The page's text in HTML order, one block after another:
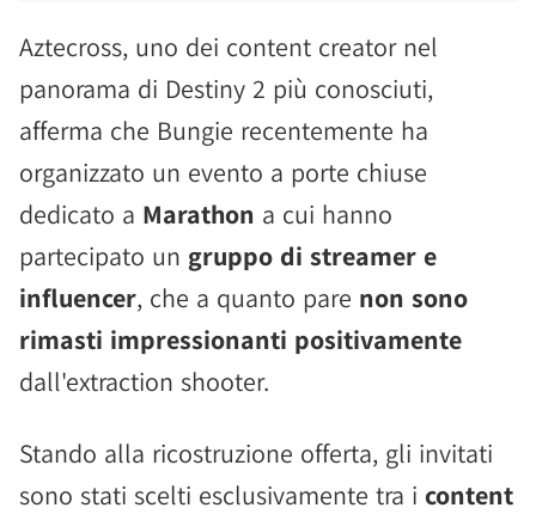
Aztecross, uno dei content creator nel
panorama di Destiny 2 più conosciuti,
afferma che Bungie recentemente ha
organizzato un evento a porte chiuse
dedicato a Marathon a cui hanno
partecipato un gruppo di streamer e
influencer, che a quanto pare non sono
rimasti impressionanti positivamente
dall'extraction shooter.
Stando alla ricostruzione offerta, gli invitati
sono stati scelti esclusivamente tra i content